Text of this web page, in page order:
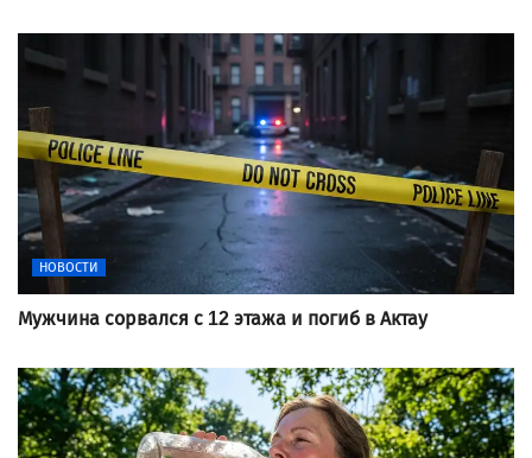
НОВОСТИ
Мужчина сорвался с 12 этажа и погиб в Актау